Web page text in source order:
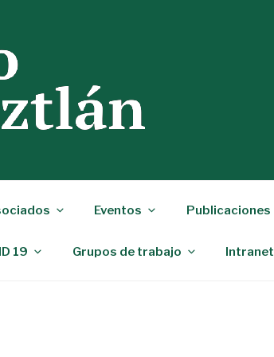
Eventos Publicaciones
19 Grupos de trabajo Intranet